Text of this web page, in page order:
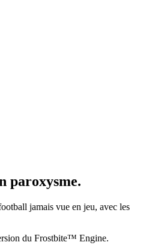
paroxysme.
jamais vue en jeu, avec les
du Frostbite™ Engine.